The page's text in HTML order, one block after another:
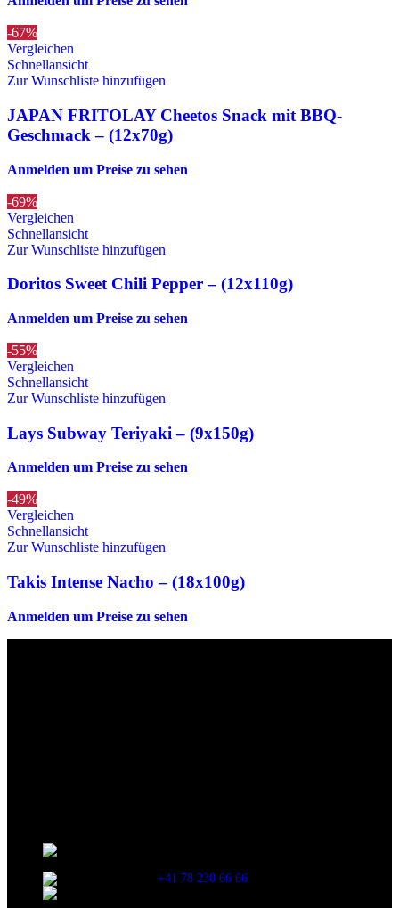
-67%
Vergleichen
Schnellansicht
Zur Wunschliste hinzufügen
JAPAN FRITOLAY Cheetos Snack mit BBQ-
Geschmack – (12x70g)
Anmelden um Preise zu sehen
-69%
Vergleichen
Schnellansicht
Zur Wunschliste hinzufügen
Doritos Sweet Chili Pepper – (12x110g)
Anmelden um Preise zu sehen
-55%
Vergleichen
Schnellansicht
Zur Wunschliste hinzufügen
Lays Subway Teriyaki – (9x150g)
Anmelden um Preise zu sehen
-49%
Vergleichen
Schnellansicht
Zur Wunschliste hinzufügen
Takis Intense Nacho – (18x100g)
Anmelden um Preise zu sehen
+41 78 230 66 66